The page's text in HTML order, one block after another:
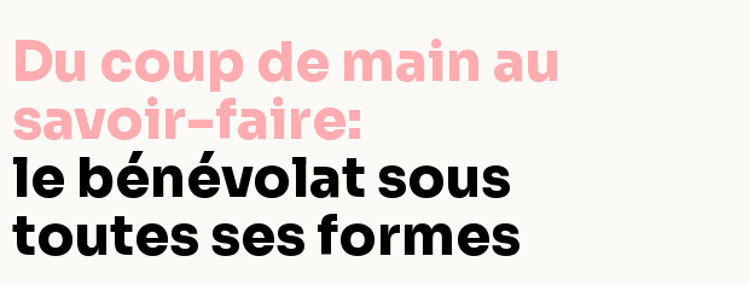
Du coup de main au
savoir-faire:
le bénévolat sous
toutes ses formes